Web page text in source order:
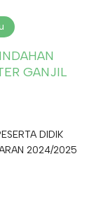
GANJIL
DIDIK
2024/2025